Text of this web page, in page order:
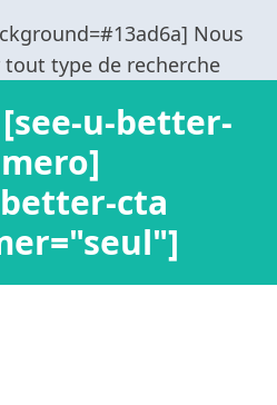
u-better-
cta